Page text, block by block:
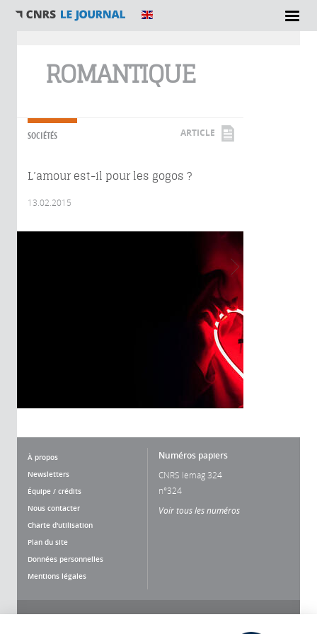
ROMANTIQUE
SOCIÉTÉS ARTICLE
L’amour est-il pour les gogos ?
13.02.2015
À propos
Newsletters
Équipe / crédits
Nous contacter
Charte d'utilisation
Plan du site
Données personnelles
Mentions légales
Numéros papiers
CNRS lemag 324
n°324
Voir tous les numéros